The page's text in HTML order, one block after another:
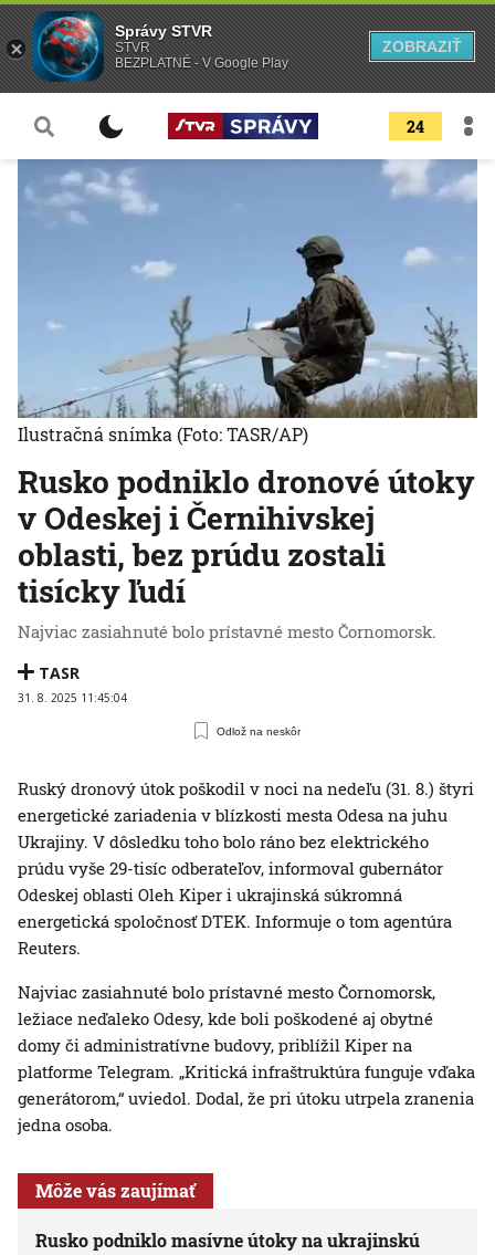
24
Rusko podniklo dronové útoky
v Odeskej i Černihivskej
oblasti, bez prúdu zostali
tisícky ľudí
Najviac zasiahnuté bolo prístavné mesto Čornomorsk.
TASR
31. 8. 2025 11:45:04
Odlož na neskôr
Ilustračná snímka (Foto: TASR/AP)
Ruský dronový útok poškodil v noci na nedeľu (31. 8.) štyri
energetické zariadenia v blízkosti mesta Odesa na juhu
Ukrajiny. V dôsledku toho bolo ráno bez elektrického
prúdu vyše 29-tisíc odberateľov, informoval gubernátor
Odeskej oblasti Oleh Kiper i ukrajinská súkromná
energetická spoločnosť DTEK. Informuje o tom agentúra
Reuters.
Najviac zasiahnuté bolo prístavné mesto Čornomorsk,
ležiace neďaleko Odesy, kde boli poškodené aj obytné
domy či administratívne budovy, priblížil Kiper na
platforme Telegram. „Kritická infraštruktúra funguje vďaka
generátorom,“ uviedol. Dodal, že pri útoku utrpela zranenia
jedna osoba.
Môže vás zaujímať
Rusko podniklo masívne útoky na ukrajinskú
Správy STVR
STVR
BEZPLATNÉ - V Google Play
ZOBRAZIŤ